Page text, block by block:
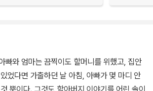
빠와 엄마는 끔찍이도 할머니를 위했고, 집안
었다면 가출하던 날 아침, 아빠가 몇 마디 안
뿐이다. 그것도 할아버지 이야기를 어린 솔이